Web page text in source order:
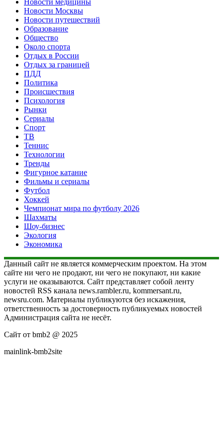
Новости Москвы
Новости путешествий
Образование
Общество
Около спорта
Отдых в России
Отдых за границей
ПДД
Политика
Происшествия
Психология
Рынки
Сериалы
Спорт
ТВ
Теннис
Технологии
Тренды
Фигурное катание
Фильмы и сериалы
Футбол
Хоккей
Чемпионат мира по футболу 2026
Шахматы
Шоу-бизнес
Экология
Экономика
Данный сайт не является коммерческим проектом. На этом
сайте ни чего не продают, ни чего не покупают, ни какие
услуги не оказываются. Сайт представляет собой ленту
новостей RSS канала news.rambler.ru, kommersant.ru,
newsru.com. Материалы публикуются без искажения,
ответственность за достоверность публикуемых новостей
Администрация сайта не несёт.
Сайт от bmb2 @ 2025
mainlink-bmb2site